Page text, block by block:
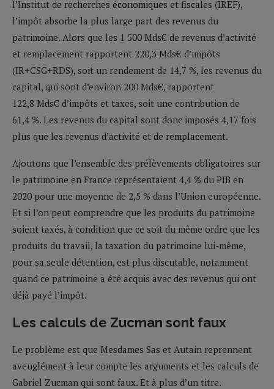
l’Institut de recherches économiques et fiscales (IREF),
l’impôt absorbe la plus large part des revenus du
patrimoine. Alors que les 1 500 Mds€ de revenus d’activité
et remplacement rapportent 220,3 Mds€ d’impôts
(IR+CSG+RDS), soit un rendement de 14,7 %, les revenus du
capital, qui sont d’environ 200 Mds€, rapportent
122,8 Mds€ d’impôts et taxes, soit une contribution de
61,4 %. Les revenus du capital sont donc imposés 4,17 fois
plus que les revenus d’activité et de remplacement.
Ajoutons que l’ensemble des prélèvements obligatoires sur
le patrimoine en France représentaient 4,4 % du PIB en
2020 pour une moyenne de 2,5 % dans l’Union européenne.
Et si l’on peut comprendre que les produits du patrimoine
soient taxés, à condition que ce soit du même ordre que les
produits du travail, la taxation du patrimoine lui-même,
pour sa seule détention, est plus discutable, notamment
quand ce patrimoine a été acquis avec des revenus qui ont
déjà payé l’impôt.
Les calculs de Zucman sont faux
Le problème est que Mesdames Sas et Autain reprennent
aveuglément à leur compte les arguments et les calculs de
Gabriel Zucman qui sont faux. Et à plus d’un titre.